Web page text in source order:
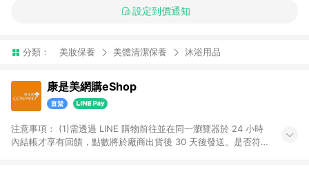
設定到價通知
分類： 美妝保養 美體清潔保養 沐浴用品
康是美網購eShop
注意事項：​ (1)需透過 LINE 購物前往並在同一瀏覽器於 24 小時
內結帳才享有回饋，點數將於廠商出貨後 30 天後發送。​是否符